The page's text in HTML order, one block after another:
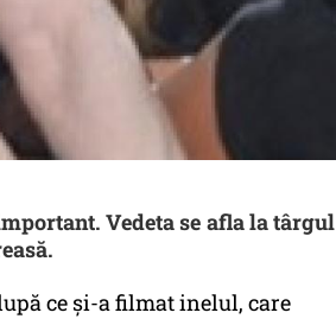
Vedeta se afla la târgul
ce și-a filmat inelul, care